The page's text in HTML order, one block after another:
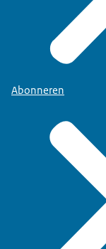
Abonneren